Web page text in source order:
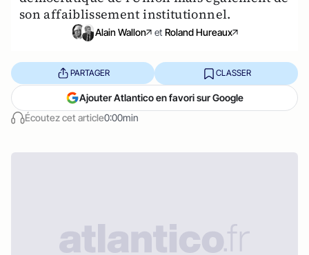
son affaiblissement institutionnel.
Alain Wallon et Roland Hureaux
Écoutez cet article0:00min
PARTAGER CLASSER
Ajouter Atlantico en favori sur Google